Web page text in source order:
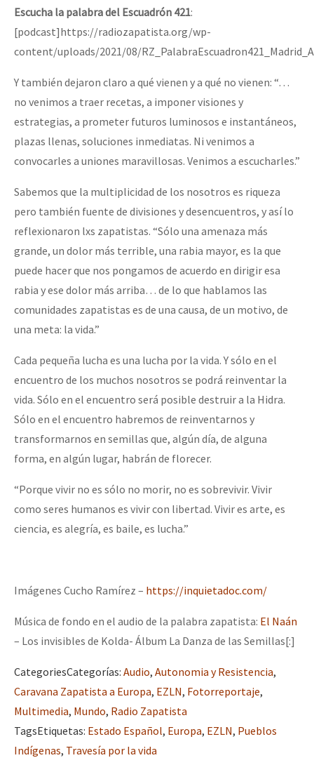
Escucha la palabra del Escuadrón 421:
[podcast]https://radiozapatista.org/wp-
content/uploads/2021/08/
Y también dejaron claro a qué vienen y a qué no vienen: “…
no venimos a traer recetas, a imponer visiones y
estrategias, a prometer futuros luminosos e instantáneos,
plazas llenas, soluciones inmediatas. Ni venimos a
convocarles a uniones maravillosas. Venimos a escucharles.”
Sabemos que la multiplicidad de los nosotros es riqueza
pero también fuente de divisiones y desencuentros, y así lo
reflexionaron lxs zapatistas. “Sólo una amenaza más
grande, un dolor más terrible, una rabia mayor, es la que
puede hacer que nos pongamos de acuerdo en dirigir esa
rabia y ese dolor más arriba… de lo que hablamos las
comunidades zapatistas es de una causa, de un motivo, de
una meta: la vida.”
Cada pequeña lucha es una lucha por la vida. Y sólo en el
encuentro de los muchos nosotros se podrá reinventar la
vida. Sólo en el encuentro será posible destruir a la Hidra.
Sólo en el encuentro habremos de reinventarnos y
transformarnos en semillas que, algún día, de alguna
forma, en algún lugar, habrán de florecer.
“Porque vivir no es sólo no morir, no es sobrevivir. Vivir
como seres humanos es vivir con libertad. Vivir es arte, es
ciencia, es alegría, es baile, es lucha.”
Imágenes Cucho Ramírez – https://inquietadoc.com/
Música de fondo en el audio de la palabra zapatista: El Naán
– Los invisibles de Kolda- Álbum La Danza de las Semillas[:]
CategoriesCategorías: Audio, Autonomia y Resistencia,
Caravana Zapatista a Europa, EZLN, Fotorreportaje,
Multimedia, Mundo, Radio Zapatista
TagsEtiquetas: Estado Español, Europa, EZLN, Pueblos
Indígenas, Travesía por la vida